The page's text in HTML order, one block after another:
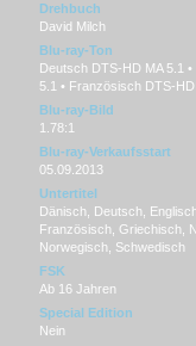
Drehbuch
David Milch
Blu-ray-Ton
Deutsch DTS-HD MA 5.1
5.1 • Französisch DTS-HD
Blu-ray-Bild
1.78:1
Blu-ray-Verkaufsstart
05.09.2013
Untertitel
Dänisch, Deutsch,
Französisch, Griechisch,
Norwegisch, Schwedisch
FSK
Ab 16 Jahren
Special Edition
Nein